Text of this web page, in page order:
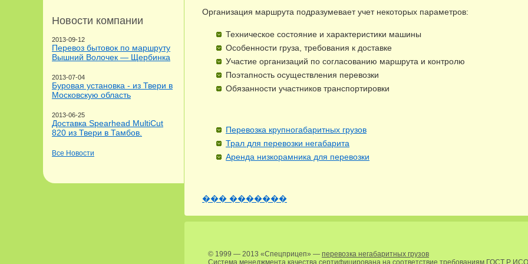
Новости компании
2013-09-12
Перевоз бытовок по маршруту
Вышний Волочек — Щербинка
2013-07-04
Буровая установка - из Твери в
Московскую область
2013-06-25
Доставка Spearhead MultiCut
820 из Твери в Тамбов.
Все Новости
Организация маршрута подразумевает учет некоторых параметров:
Техническое состояние и характеристики машины
Особенности груза, требования к доставке
Участие организаций по согласованию маршрута и контролю
Поэтапность осуществления перевозки
Обязанности участников транспортировки
Перевозка крупногабаритных грузов
Трал для перевозки негабарита
Аренда низкорамника для перевозки
��� �������
© 1999 — 2013 «Спецприцеп» — перевозка негабаритных грузов
Система менеджмента качества сертифицирована на соответствие требованиям ГОСТ Р